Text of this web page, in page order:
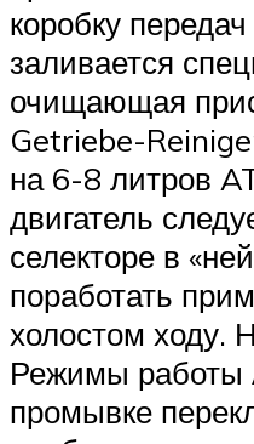
коробку
заливается
очищающая
Getriebe-
на 6-8 литров
двигатель
селекторе в
поработать
холостом ходу.
Режимы
промывке